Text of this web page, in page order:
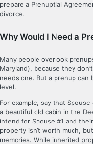
prepare a Prenuptial
divorce.
Why Would I Need a
Many people overlook
Maryland), because they
needs one. But a prenup can
level.
For example, say that
a beautiful old cabin in the
intend for Spouse #1 and
property isn’t worth much,
memories. While inherited